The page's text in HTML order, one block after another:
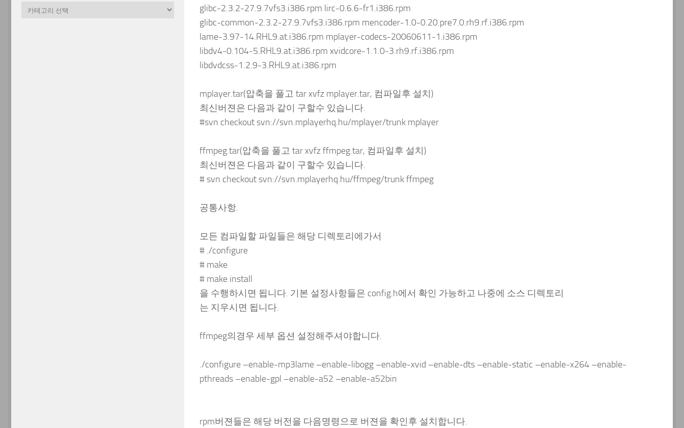
glibc-2.3.2-27.9.7vfs3.i386.rpm lirc-0.6.6-fr1.i386.rpm
glibc-common-2.3.2-27.9.7vfs3.i386.rpm mencoder-1.0-0.20.pre7.0.rh9.rf.i386.rpm
lame-3.97-14.RHL9.at.i386.rpm mplayer-codecs-20060611-1.i386.rpm
libdv4-0.104-5.RHL9.at.i386.rpm xvidcore-1.1.0-3.rh9.rf.i386.rpm
libdvdcss-1.2.9-3.RHL9.at.i386.rpm
mplayer.tar(압축을 풀고 tar xvfz mplayer.tar, 컴파일후 설치)
최신버젼은 다음과 같이 구할수 있습니다.
#svn checkout svn://svn.mplayerhq.hu/mplayer/trunk mplayer
ffmpeg.tar(압축을 풀고 tar xvfz ffmpeg.tar, 컴파일후 설치)
최신버젼은 다음과 같이 구할수 있습니다.
# svn checkout svn://svn.mplayerhq.hu/ffmpeg/trunk ffmpeg
공통사항.
모든 컴파일할 파일들은 해당 디렉토리에가서
# ./configure
# make
# make install
을 수행하시면 됩니다. 기본 설정사항들은 config.h에서 확인 가능하고 나중에 소스 디렉토리
는 지우시면 됩니다.
ffmpeg의경우 세부 옵션 설정해주셔야합니다.
./configure –enable-mp3lame –enable-libogg –enable-xvid –enable-dts –enable-static –enable-x264 –enable-
pthreads –enable-gpl –enable-a52 –enable-a52bin
rpm버젼들은 해당 버전을 다음명령으로 버젼을 확인후 설치합니다.